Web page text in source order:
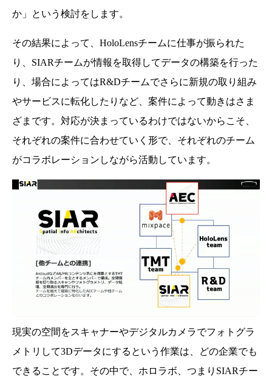
か」という検討をします。
その結果によって、HoloLensチームに仕事が振られた
り、SIARチームが情報を取得してデータの構築を行った
り、場合によってはR&Dチームでさらに新規の取り組み
やサービスに転化したりなど、案件によって動きはさま
ざまです。対応が決まっているわけではないからこそ、
それぞれの案件に合わせていく形で、それぞれのチーム
がコラボレーションしながら活動しています。
現実の空間をスキャナーやデジタルカメラでフォトグラ
メトリして3Dデータにするという作業は、どの企業でも
できることです。その中で、ホロラボ、つまりSIARチー